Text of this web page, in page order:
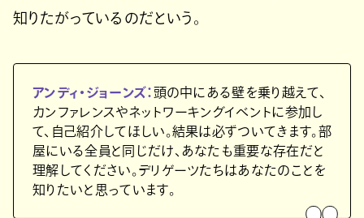
知りたがっているのだという。
アンディ・ジョーンズ： 頭の中にある壁を乗り越えて、
カンファレンスやネットワーキングイベントに参加し
て、自己紹介してほしい。結果は必ずついてきます。部
屋にいる全員と同じだけ、あなたも重要な存在だと
理解してください。デリゲーツたちはあなたのことを
知りたいと思っています。